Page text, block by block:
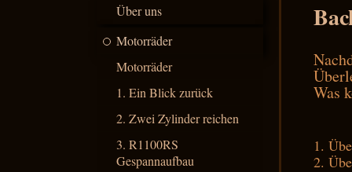
Über uns
Motorräder
Motorräder
1. Ein Blick zurück
2. Zwei Zylinder reichen
3. R1100RS
Gespannaufbau
Was
1.
2.